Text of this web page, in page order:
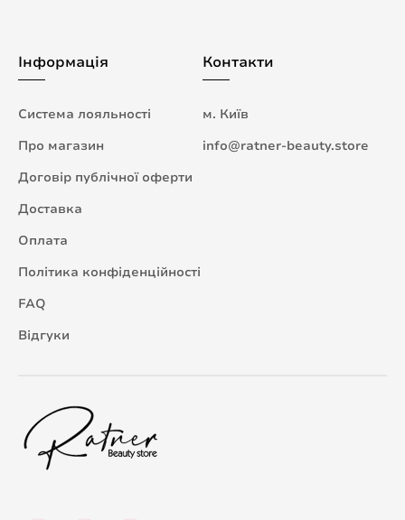
Інформація
Система лояльності
Про магазин
Договір публічної оферти
Доставка
Оплата
Політика конфіденційності
FAQ
Відгуки
Контакти
м. Київ
info@ratner-beauty.store